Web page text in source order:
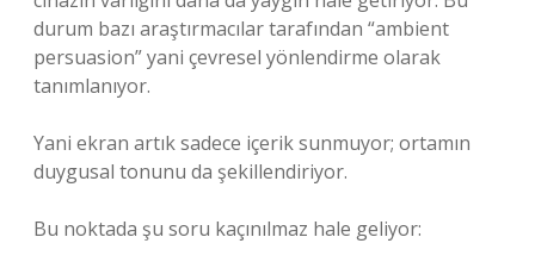
durum bazı araştırmacılar tarafından “ambient
persuasion” yani çevresel yönlendirme olarak
tanımlanıyor.
Yani ekran artık sadece içerik sunmuyor; ortamın
duygusal tonunu da şekillendiriyor.
Bu noktada şu soru kaçınılmaz hale geliyor: